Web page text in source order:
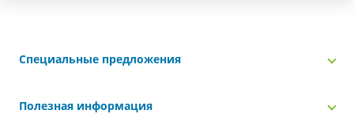
Специальные предложения
Полезная информация